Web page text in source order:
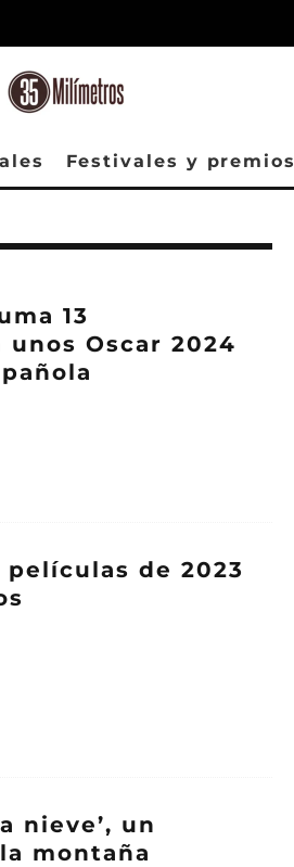
Festivales y premios
13
Oscar 2024
de 2023
nieve’, un
montaña